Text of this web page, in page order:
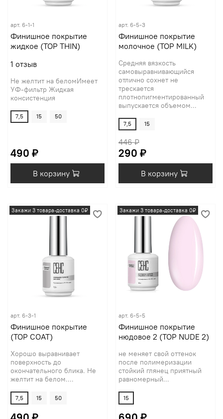
арт. 6-1-1
Финишное покрытие
жидкое (TOP THIN)
1 отзыв
Не желтит на беломИмеет
УФ-фильтр Жидкая
консистенция
7,5 15 50
490 ₽
В корзину
арт. 6-5-3
Финишное покрытие
молочное (TOP MILK)
Средняя вязкость
самовыравнивающийся
отлично сохнет не
трескается
плотнопигментированный
выпускается объемом...
7,5 15
446 ₽
290 ₽
В корзину
Закажи 3 товара-доставка 0₽
арт. 6-3-1
Финишное покрытие
(TOP COAT)
Хорошо выравнивает
поверхность до
окончательного блика. Не
желтит на белом....
7,5 15 50
Закажи 3 товара-доставка 0₽
арт. 6-5-5
Финишное покрытие
нюдовое 2 (TOP NUDE 2)
не меняет свой оттенок
после полимеризации
стойкий глянец приятный
равномерный...
15